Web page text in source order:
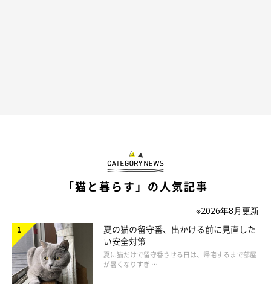
「猫と暮らす」の人気記事
※2026年8月更新
夏の猫の留守番、出かける前に見直した
い安全対策
夏に猫だけで留守番させる日は、帰宅するまで部屋
が暑くなりすぎ …